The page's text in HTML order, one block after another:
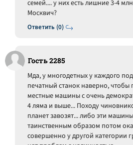
Ответить (0)
семей.... у них есть лишние 3-4
Москвич?
Гость 2285
Мда, у многодетных у каждого
печатный станок наверно, чтобы
местные машины с очень
4 ляма и выше... Походу
планет завозят... либо эти
таинственным образом потом
совершенно у другой категории